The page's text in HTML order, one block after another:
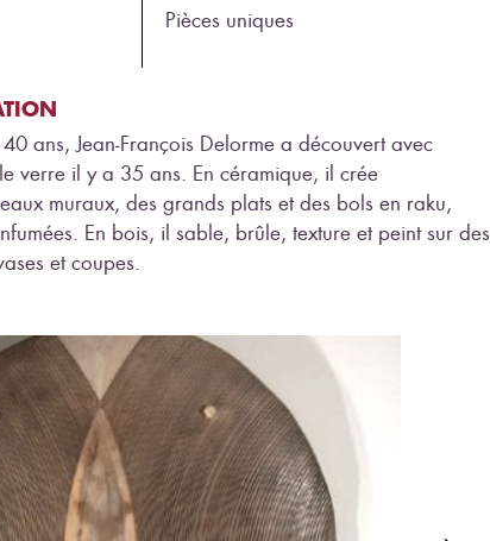
Pièces uniques
ans, Jean-François Delorme a découvert avec
verre il y a 35 ans. En céramique, il crée
muraux, des grands plats et des bols en raku,
En bois, il sable, brûle, texture et peint sur des
et coupes.